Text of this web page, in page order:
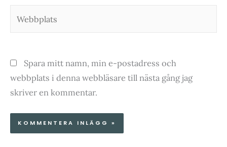
Spara mitt namn, min e-postadress och
webbplats i denna webbläsare till nästa gång jag
skriver en kommentar.